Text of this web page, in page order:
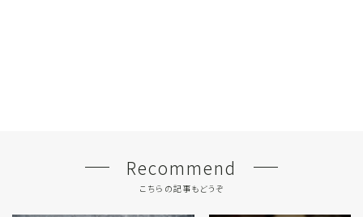
Recommend
こちらの記事もどうぞ